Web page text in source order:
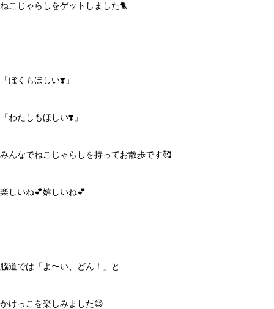
ねこじゃらしをゲットしました🐈
「ぼくもほしい❣️」
「わたしもほしい❣️」
みんなでねこじゃらしを持ってお散歩です🥰
楽しいね💕嬉しいね💕
脇道では「よ〜い、どん！」と
かけっこを楽しみました😄